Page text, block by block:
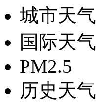
城市天气
国际天气
PM2.5
历史天气